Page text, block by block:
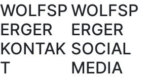
WOLFSP
ERGER
KONTAK
T
WOLFSP
ERGER
SOCIAL
MEDIA